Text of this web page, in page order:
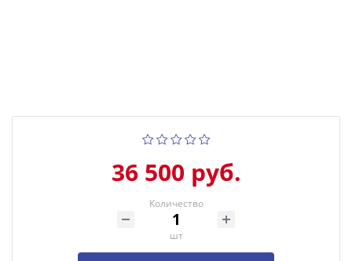
36 500 руб.
Количество
шт